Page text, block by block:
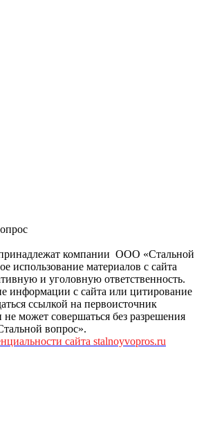
принадлежат компании ООО «Стальной
использование материалов с сайта
и уголовную ответственность.
информации с сайта или цитирование
ссылкой на первоисточник
может совершаться без разрешения
вопрос».
сайта stalnoyvopros.ru